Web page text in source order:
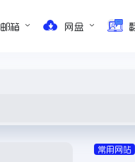
邮箱 网盘
常用网站